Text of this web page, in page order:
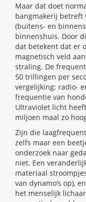
Maar dat doet
bangmakerij betreft
(buitens- en
binnenshuis. Door
dat betekent dat er
magnetisch veld
straling. De
50 trillingen per
vergelijking: radio-
frequentie van
Ultraviolet licht
miljoen maal zo
Zijn die
zelfs maar een
onderzoek naar
niet. Een
materiaal
van dynamo’s op),
het menselijk